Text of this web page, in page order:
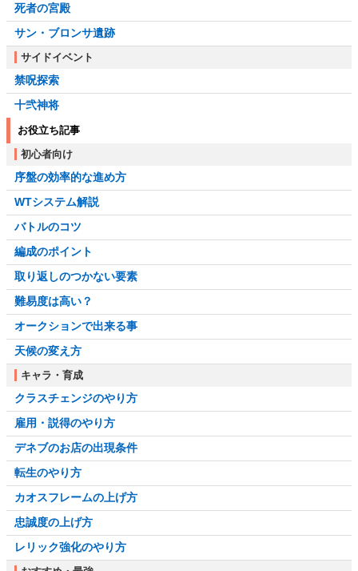
死者の宮殿
サン・ブロンサ遺跡
サイドイベント
禁呪探索
十弐神将
お役立ち記事
初心者向け
序盤の効率的な進め方
WTシステム解説
バトルのコツ
編成のポイント
取り返しのつかない要素
難易度は高い？
オークションで出来る事
天候の変え方
キャラ・育成
クラスチェンジのやり方
雇用・説得のやり方
デネブのお店の出現条件
転生のやり方
カオスフレームの上げ方
忠誠度の上げ方
レリック強化のやり方